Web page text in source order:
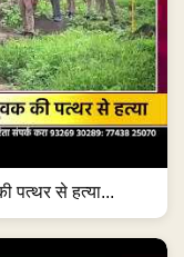
पत्थर से हत्या...